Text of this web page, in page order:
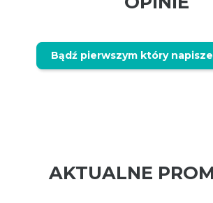
Bądź pierwszym który
AKTUALNE